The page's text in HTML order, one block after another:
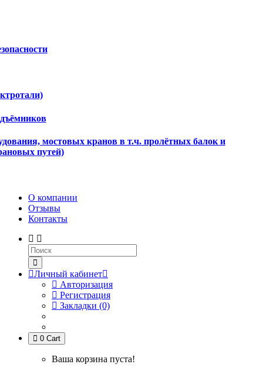
мостовых кранов в т.ч. пролётных балок и
путей)
О компании
Отзывы
Контакты
Личный кабинет
Авторизация
Регистрация
Закладки (0)
0 Cart
Ваша корзина пуста!